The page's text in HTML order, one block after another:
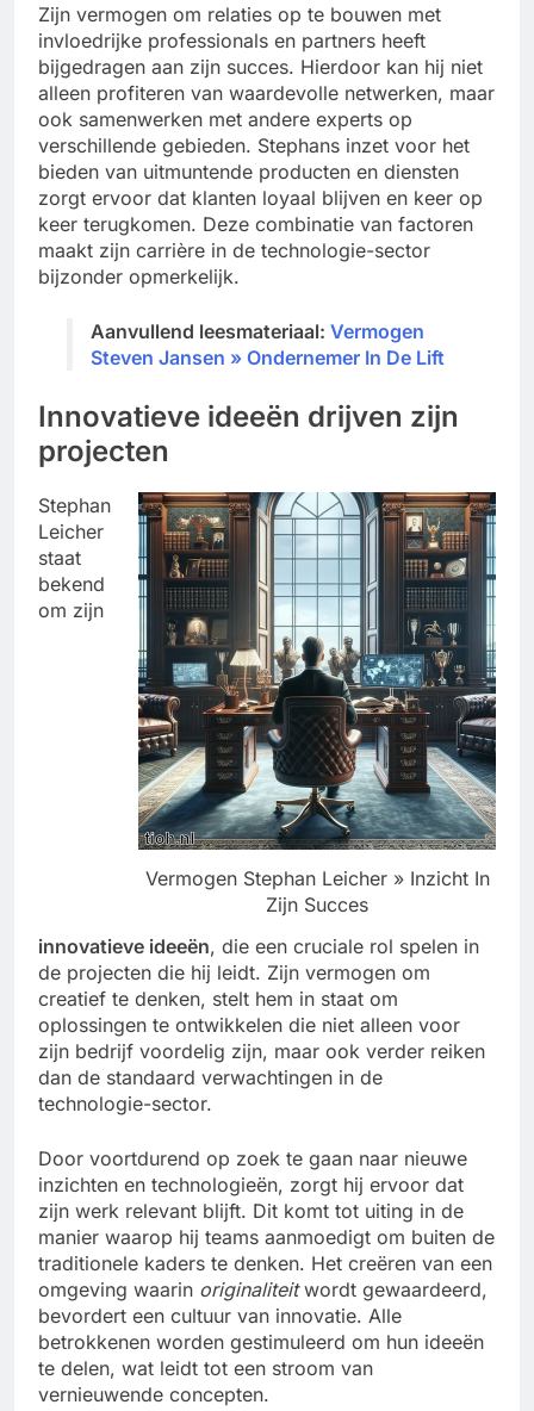
Zijn vermogen om relaties op te bouwen met
invloedrijke professionals en partners heeft
bijgedragen aan zijn succes. Hierdoor kan hij niet
alleen profiteren van waardevolle netwerken, maar
ook samenwerken met andere experts op
verschillende gebieden. Stephans inzet voor het
bieden van uitmuntende producten en diensten
zorgt ervoor dat klanten loyaal blijven en keer op
keer terugkomen. Deze combinatie van factoren
maakt zijn carrière in de technologie-sector
bijzonder opmerkelijk.
Aanvullend leesmateriaal: Vermogen
Steven Jansen » Ondernemer In De Lift
Innovatieve ideeën drijven zijn
projecten
Vermogen Stephan Leicher » Inzicht In
Zijn Succes
Stephan
Leicher
staat
bekend
om zijn
innovatieve ideeën, die een cruciale rol spelen in
de projecten die hij leidt. Zijn vermogen om
creatief te denken, stelt hem in staat om
oplossingen te ontwikkelen die niet alleen voor
zijn bedrijf voordelig zijn, maar ook verder reiken
dan de standaard verwachtingen in de
technologie-sector.
Door voortdurend op zoek te gaan naar nieuwe
inzichten en technologieën, zorgt hij ervoor dat
zijn werk relevant blijft. Dit komt tot uiting in de
manier waarop hij teams aanmoedigt om buiten de
traditionele kaders te denken. Het creëren van een
omgeving waarin originaliteitwordt gewaardeerd,
bevordert een cultuur van innovatie. Alle
betrokkenen worden gestimuleerd om hun ideeën
te delen, wat leidt tot een stroom van
vernieuwende concepten.